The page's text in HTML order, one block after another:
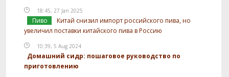
18:45, 27 Jan 2025
Пиво
Китай снизил импорт российского пива, но
увеличил поставки китайского пива в Россию
10:39, 5 Aug 2024
Домашний сидр: пошаговое руководство по
приготовлению